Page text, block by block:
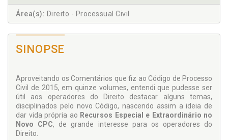
Área(s): Direito - Processual Civil
SINOPSE
Aproveitando os Comentários que fiz ao Código de Processo
Civil de 2015, em quinze volumes, entendi que pudesse ser
útil aos operadores do Direito destacar alguns temas,
disciplinados pelo novo Código, nascendo assim a ideia de
dar vida própria ao Recursos Especial e Extraordinário no
Novo CPC, de grande interesse para os operadores do
Direito.